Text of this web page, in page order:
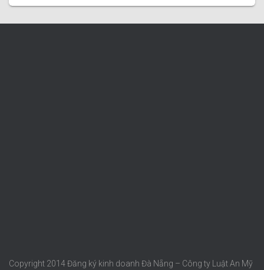
Copyright 2014 Đăng ký kinh doanh Đà Nẵng – Công ty Luật An Mỹ